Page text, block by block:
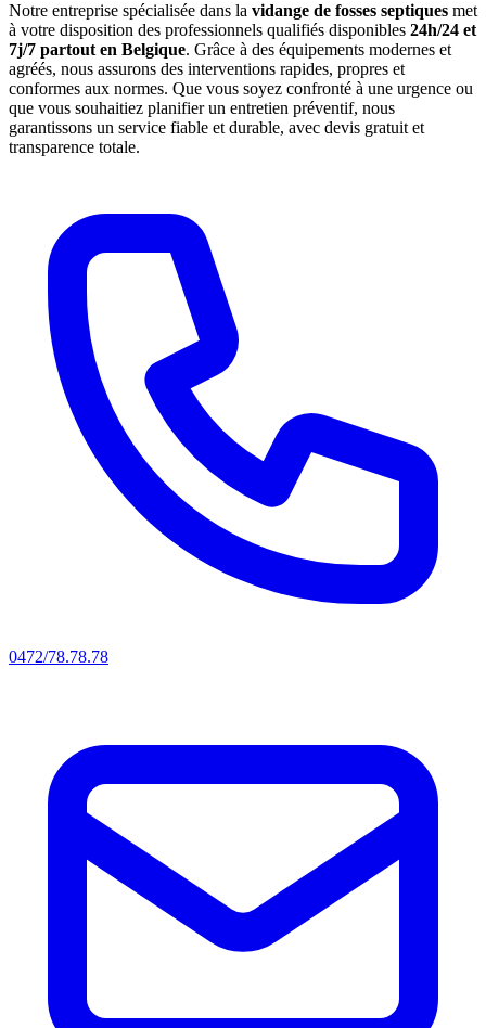
Notre entreprise spécialisée dans la vidange de fosses septiques met
à votre disposition des professionnels qualifiés disponibles 24h/24 et
7j/7 partout en Belgique. Grâce à des équipements modernes et
agréés, nous assurons des interventions rapides, propres et
conformes aux normes. Que vous soyez confronté à une urgence ou
que vous souhaitiez planifier un entretien préventif, nous
garantissons un service fiable et durable, avec devis gratuit et
transparence totale.
0472/78.78.78